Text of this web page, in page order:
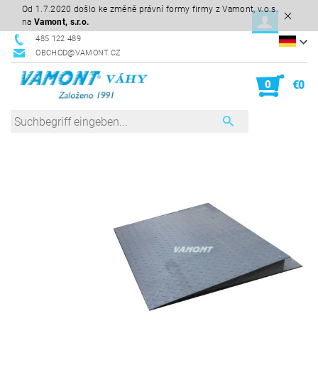
Od 1.7.2020 došlo ke změně právní formy firmy z Vamont, v.o.s.
na Vamont, s.r.o.
485 122 489
OBCHOD@VAMONT.CZ
0 €0